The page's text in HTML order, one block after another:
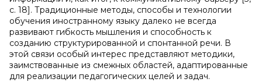
с. 18]. Традиционные методы, способы и технологии
обучения иностранному языку далеко не всегда
развивают гибкость мышления и способность к
созданию структурированной и спонтанной речи. В
этой связи особый интерес представляют методики,
заимствованные из смежных областей, адаптированные
для реализации педагогических целей и задач.